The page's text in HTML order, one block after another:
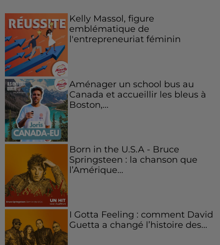
Kelly Massol, figure
emblématique de
l'entrepreneuriat féminin
Aménager un school bus au
Canada et accueillir les bleus à
Boston,...
Born in the U.S.A - Bruce
Springsteen : la chanson que
l’Amérique...
I Gotta Feeling : comment David
Guetta a changé l’histoire des...